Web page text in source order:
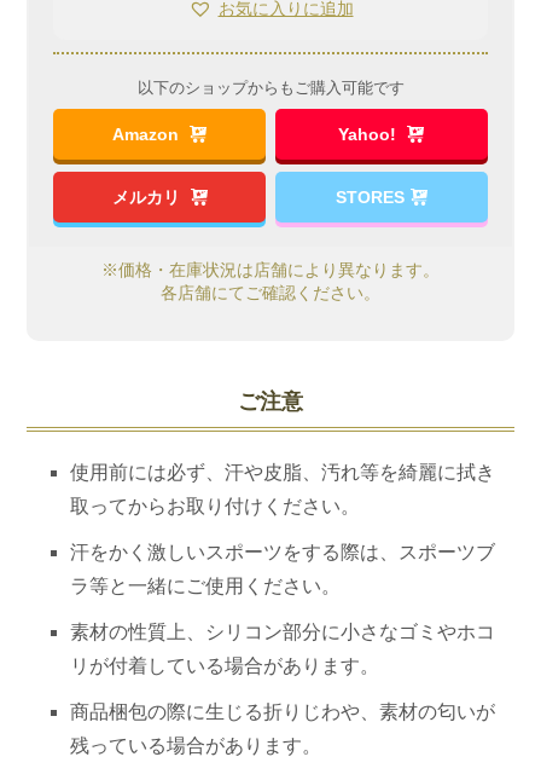
ヌ
ー
ド
ブ
ラ』
ー
レ
型
シ
ブ
ラ
｜
強
ニ
お気に入りに追加
以下のショップからもご購入可能です
Amazon Yahoo!
メルカリ STORES
※価格・在庫状況は店舗により異なります。
各店舗にてご確認ください。
ご注意
使用前には必ず、汗や皮脂、汚れ等を綺麗に拭き
取ってからお取り付けください。
汗をかく激しいスポーツをする際は、スポーツブ
ラ等と一緒にご使用ください。
素材の性質上、シリコン部分に小さなゴミやホコ
リが付着している場合があります。
商品梱包の際に生じる折りじわや、素材の匂いが
残っている場合があります。